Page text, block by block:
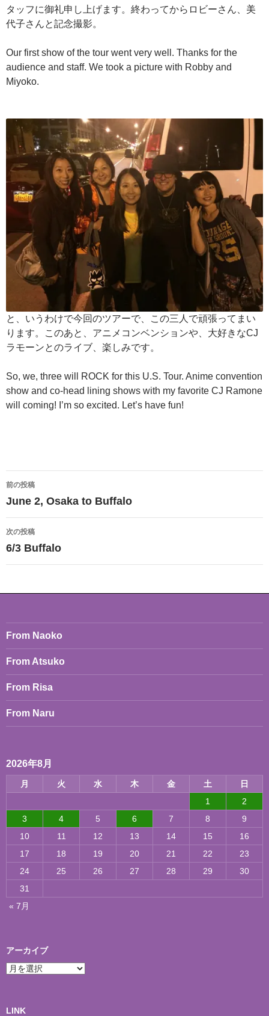
タッフに御礼申し上げます。終わってからロビーさん、美
代子さんと記念撮影。
Our first show of the tour went very well. Thanks for the
audience and staff. We took a picture with Robby and
Miyoko.
と、いうわけで今回のツアーで、この三人で頑張ってまい
ります。このあと、アニメコンベンションや、大好きなCJ
ラモーンとのライブ、楽しみです。
So, we, three will ROCK for this U.S. Tour. Anime convention
show and co-head lining shows with my favorite CJ Ramone
will coming! I’m so excited. Let’s have fun!
投
稿
ナ
ビ
ゲ
ョ
ン
前の投稿
June 2, Osaka to Buffalo
次の投稿
6/3 Buffalo
From Naoko
From Atsuko
From Risa
From Naru
2026年8月
月 火 水 木 金 土
日
1
2
3
4 5 6 7 8
9
10
11 12 13 14 15
16
17
18 19 20 21 22
23
24
25 26 27 28 29
30
31
« 7月
アーカイブ
ア
ブ
LINK